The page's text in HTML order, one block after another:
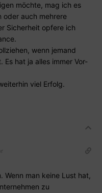
möchte, mag ich es
oder auch mehrere
Sicherheit opfere ich
wenn jemand
hat ja alles immer Vor-
viel Erfolg.
Wenn man keine Lust hat,
zu